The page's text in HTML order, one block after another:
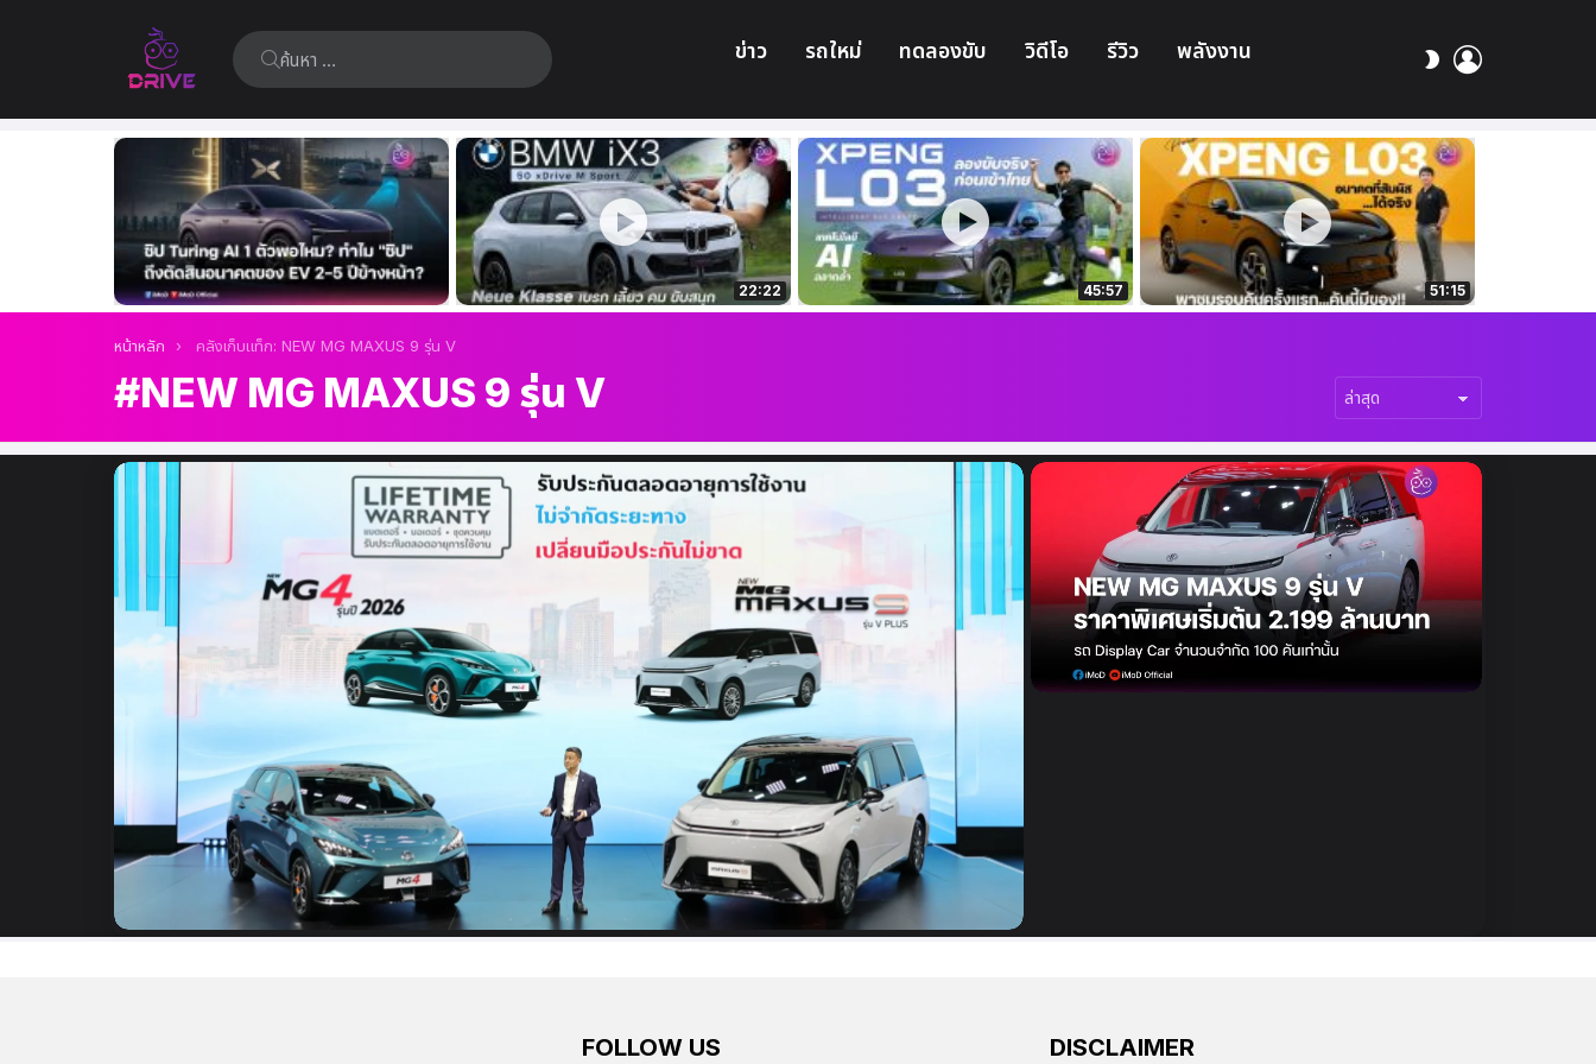
ค้นหา: ข่าว รถใหม่ ทดลองขับ วิดีโอ รีวิว พลังงาน
สลับ
เรื่อง
ล่าสุด
22:22 45:57 51:15
คุณอยู่ที่นี่:
หน้าหลัก คลังเก็บแท็ก: NEW MG MAXUS 9 รุ่น V
NEW MG MAXUS 9 รุ่น V
เรื่อง
FOLLOW US DISCLAIMER